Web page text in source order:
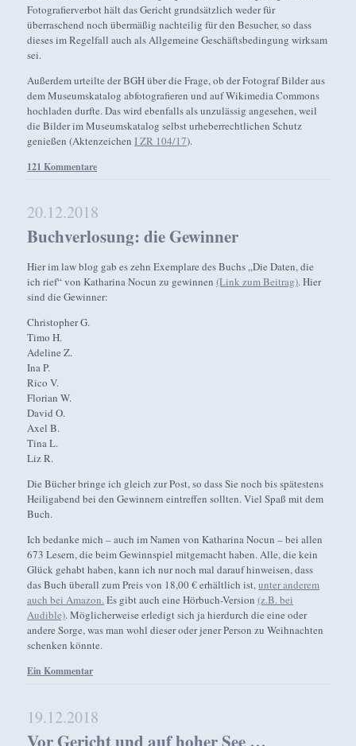
Fotografierverbot hält das Gericht grundsätzlich weder für
überraschend noch übermäßig nachteilig für den Besucher, so dass
dieses im Regelfall auch als Allgemeine Geschäftsbedingung wirksam
sei.
Außerdem urteilte der BGH über die Frage, ob der Fotograf Bilder aus
dem Museumskatalog abfotografieren und auf Wikimedia Commons
hochladen durfte. Das wird ebenfalls als unzulässig angesehen, weil
die Bilder im Museumskatalog selbst urheberrechtlichen Schutz
genießen (AktenzeichenI ZR 104/17).
121 Kommentare
20.12.2018
Buchverlosung: die Gewinner
Hier im law blog gab es zehn Exemplare des Buchs „Die Daten, die
ich rief“ von Katharina Nocun zu gewinnen(Link zum Beitrag). Hier
sind die Gewinner:
Christopher G.
Timo H.
Adeline Z.
Ina P.
Rico V.
Florian W.
David O.
Axel B.
Tina L.
Liz R.
Die Bücher bringe ich gleich zur Post, so dass Sie noch bis spätestens
Heiligabend bei den Gewinnern eintreffen sollten. Viel Spaß mit dem
Buch.
Ich bedanke mich – auch im Namen von Katharina Nocun – bei allen
673 Lesern, die beim Gewinnspiel mitgemacht haben. Alle, die kein
Glück gehabt haben, kann ich nur noch mal darauf hinweisen, dass
das Buch überall zum Preis von 18,00 € erhältlich ist,unter anderem
auch bei Amazon.Es gibt auch eine Hörbuch-Version(z.B. bei
Audible). Möglicherweise erledigt sich ja hierdurch die eine oder
andere Sorge, was man wohl dieser oder jener Person zu Weihnachten
schenken könnte.
Ein Kommentar
19.12.2018
Vor Gericht und auf hoher See …